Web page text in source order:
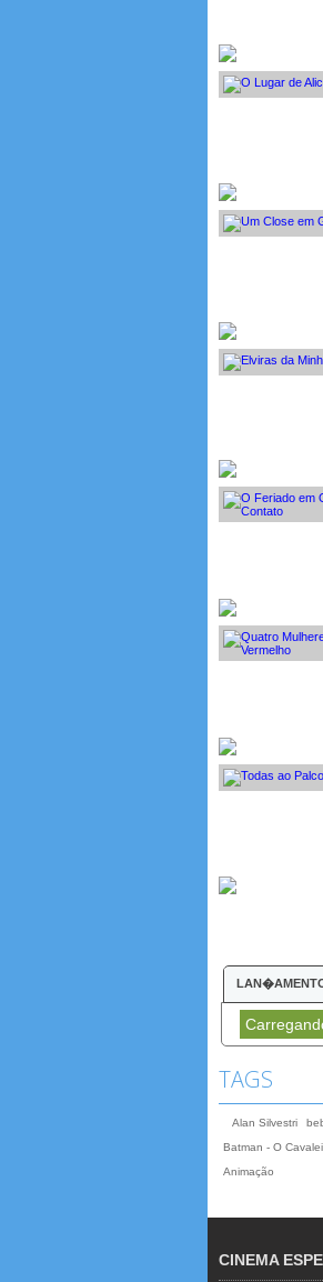
TAGS
Alan Silvestri
Batman - O
Animação
CINEMA